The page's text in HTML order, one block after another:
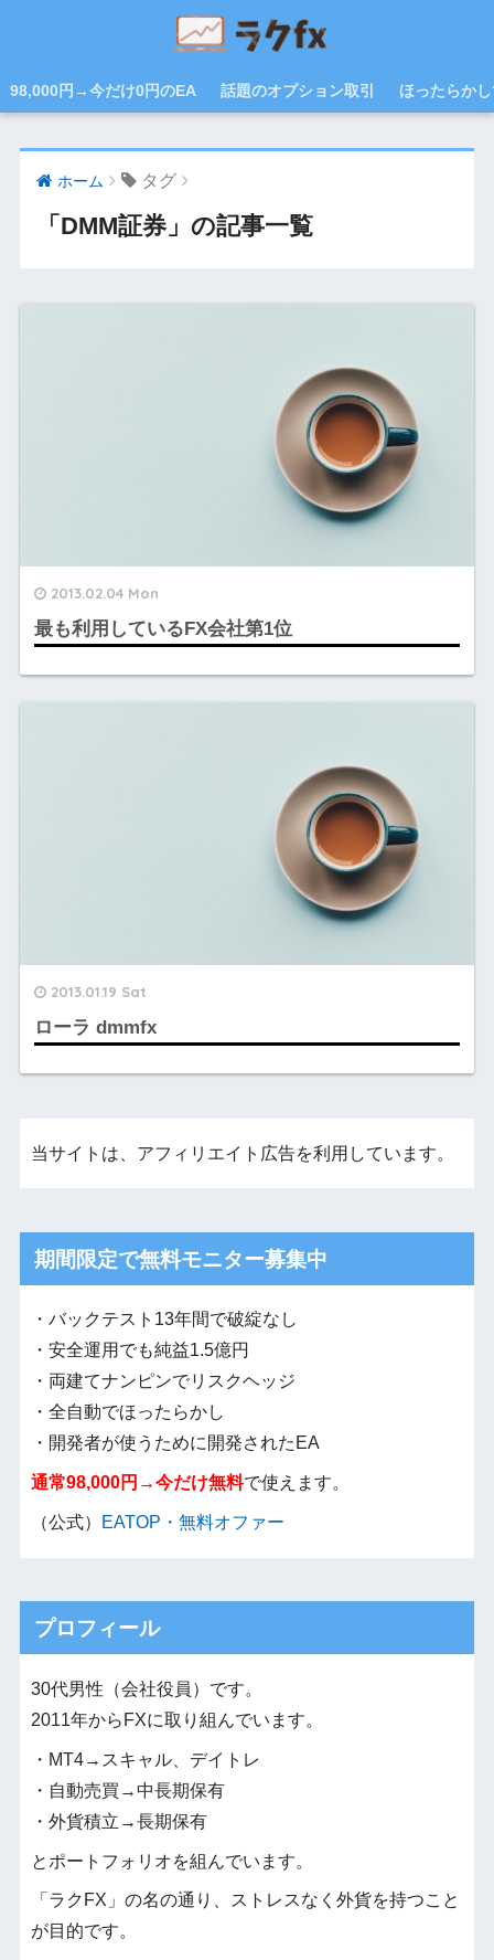
98,000円→今だけ0円のEA 話題のオプション取引 ほったらか
ホーム タグ
「DMM証券」の記事一覧
2013.02.04 Mon
最も利用しているFX会社第1位
2013.01.19 Sat
ローラ dmmfx
当サイトは、アフィリエイト広告を利用しています。
期間限定で無料モニター募集中
・バックテスト13年間で破綻なし
・安全運用でも純益1.5億円
・両建てナンピンでリスクヘッジ
・全自動でほったらかし
・開発者が使うために開発されたEA
通常98,000円→今だけ無料で使えます。
（公式） EATOP・無料オファー
プロフィール
30代男性（会社役員）です。
2011年からFXに取り組んでいます。
・MT4→スキャル、デイトレ
・自動売買→中長期保有
・外貨積立→長期保有
とポートフォリオを組んでいます。
「ラクFX」の名の通り、ストレスなく外貨を持つこと
が目的です。